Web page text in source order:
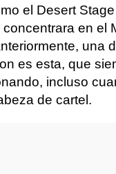
el Desert
concentrara en el
una
es esta, que
incluso
de cartel.